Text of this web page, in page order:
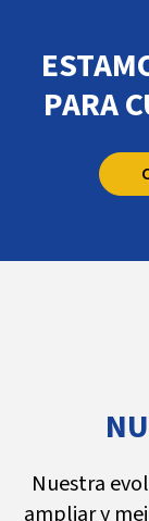
PARA
Nuestra
ampliar y